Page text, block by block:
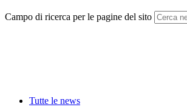
Campo di ricerca per le pagine del sito
Tutte le news